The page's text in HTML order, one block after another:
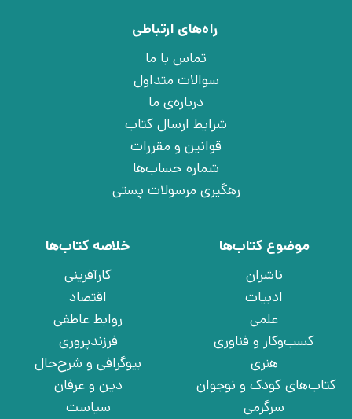
راه‌های ارتباطی
تماس با ما
سوالات متداول
درباره‌ی ما
شرایط ارسال کتاب
قوانین و مقررات
شماره حساب‌ها
رهگیری مرسولات پستی
موضوع کتاب‌ها
ناشران
ادبیات
علمی
کسب‌وکار و فناوری
هنری
کتاب‌های کودک و نوجوان
سرگرمی
خلاصه کتاب‌ها
کارآفرینی
اقتصاد
روابط عاطفی
فرزندپروری
بیوگرافی و شرح‌حال
دین و عرفان
سیاست